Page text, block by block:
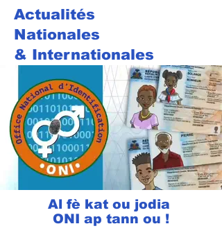
Actualités
Nationales
& Internationales
Al fè kat ou jodia
ONI ap tann ou !